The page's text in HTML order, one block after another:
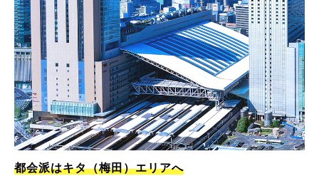
都会派はキタ（梅田）エリアへ